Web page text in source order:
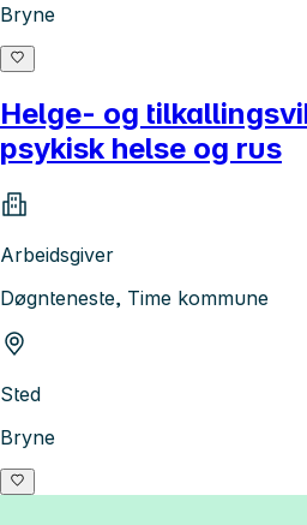
Bryne
Helge- og
psykisk helse og rus
Arbeidsgiver
Døgnteneste, Time kommune
Sted
Bryne